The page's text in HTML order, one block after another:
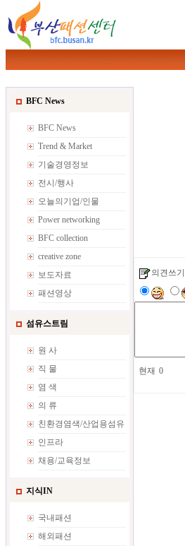
BFC News
BFC News
Trend & Market
기술경영정보
전시/행사
오늘의기업/인물
Power networking
BFC collection
creative zone
보도자료
패션영상
섬유스트림
원 사
직 물
염 색
의 류
친환경염색/산업용섬유
인프라
채용/교육정보
지식IN
국내패션
해외패션
의견쓰기
현재